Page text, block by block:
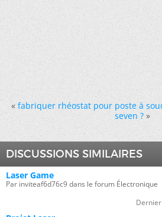
« fabriquer rhéostat pour poste à
seven ? »
DISCUSSIONS SIMILAIRES
Laser Game
Par inviteaf6d76c9 dans le forum Électronique